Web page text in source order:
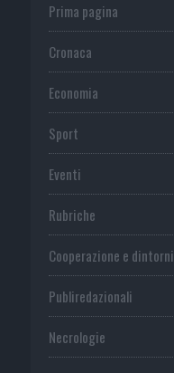
Prima pagina
Cronaca
Economia
Sport
Eventi
Rubriche
Cooperazione e dintorni
Publiredazionali
Necrologie